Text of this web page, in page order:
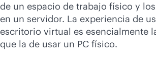
de un espacio de trabajo físico y
en un servidor. La experiencia de
escritorio virtual es esencialmente
que la de usar un PC físico.